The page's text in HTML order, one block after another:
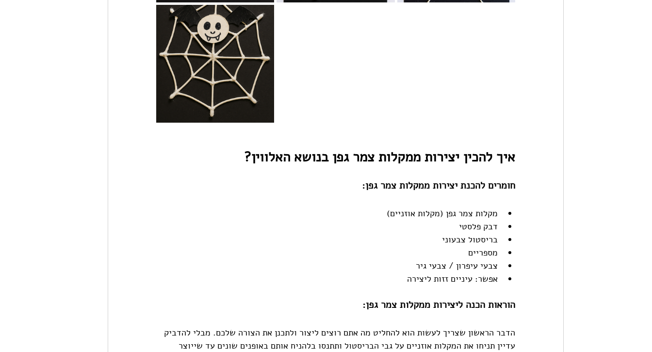
איך להכין יצירות ממקלות צמר גפן בנושא האלווין?
חומרים להכנת יצירות ממקלות צמר גפן:
מקלות צמר גפן (מקלות אוזניים)
דבק פלסטי
בריסטול צבעוני
מספריים
צבעי עיפרון / צבעי גיר
אפשר: עיניים זזות ליצירה
הוראות הכנה ליצירות ממקלות צמר גפן:
הדבר הראשון שצריך לעשות הוא להחליט מה אתם רוצים ליצור ולתכנן את הצורה שלכם. מבלי להדביק
עדיין תניחו את המקלות אוזניים על גבי הבריסטול ותתנסו בלהניח אותם באופנים שונים עד שייוצר